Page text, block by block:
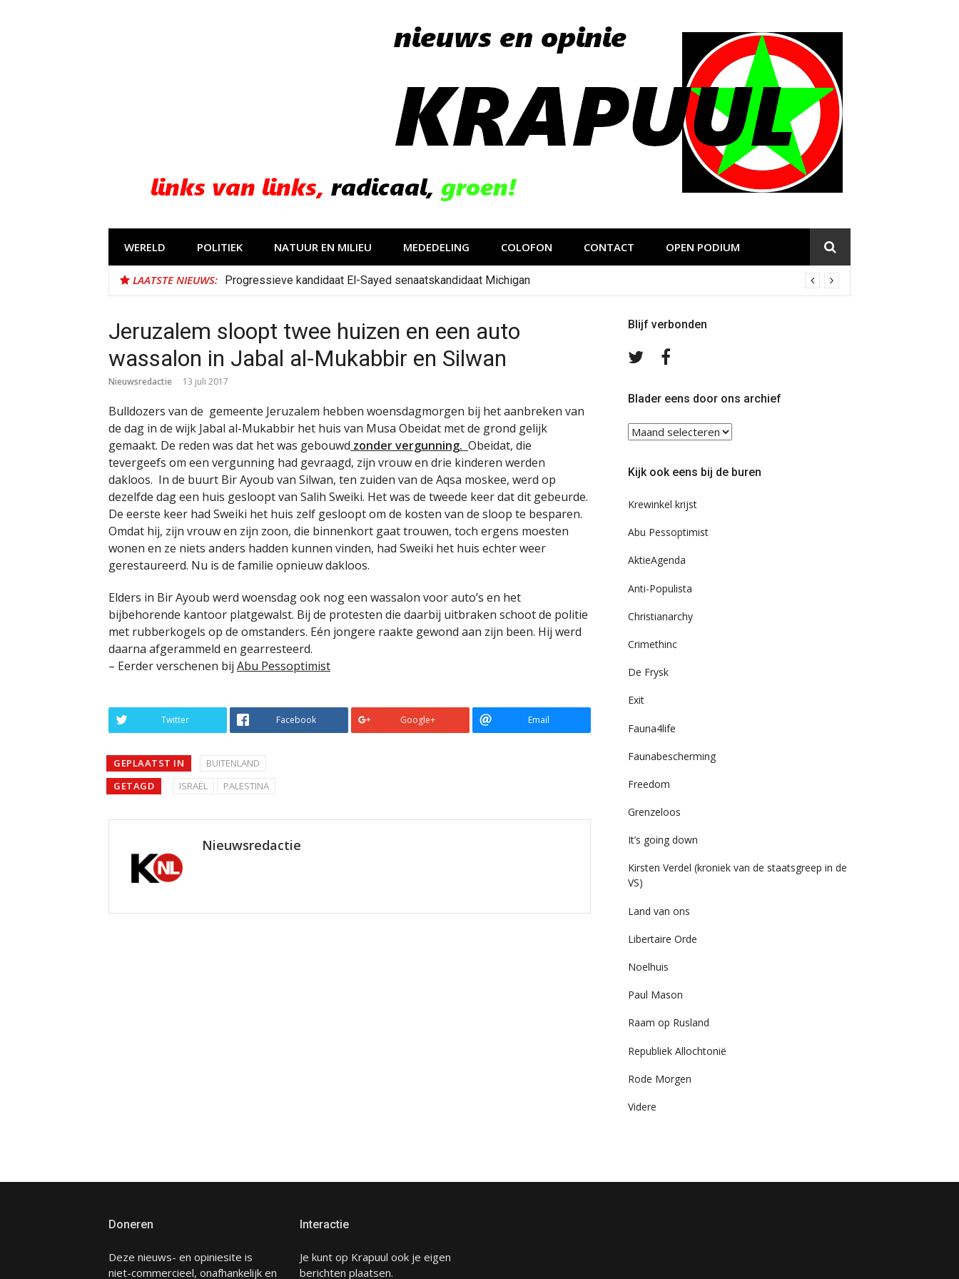
WERELD POLITIEK NATUUR EN MILIEU MEDEDELING COLOFON CONTACT OPEN PODIUM
LAATSTE NIEUWS: Progressieve kandidaat El-Sayed senaatskandidaat Michigan
Jeruzalem sloopt twee huizen en een auto
wassalon in Jabal al-Mukabbir en Silwan
Nieuwsredactie 13 juli 2017
Bulldozers van de gemeente Jeruzalem hebben woensdagmorgen bij het aanbreken van
de dag in de wijk Jabal al-Mukabbir het huis van Musa Obeidat met de grond gelijk
gemaakt. De reden was dat het was gebouwd zonder vergunning. Obeidat, die
tevergeefs om een vergunning had gevraagd, zijn vrouw en drie kinderen werden
dakloos. In de buurt Bir Ayoub van Silwan, ten zuiden van de Aqsa moskee, werd op
dezelfde dag een huis gesloopt van Salih Sweiki. Het was de tweede keer dat dit gebeurde.
De eerste keer had Sweiki het huis zelf gesloopt om de kosten van de sloop te besparen.
Omdat hij, zijn vrouw en zijn zoon, die binnenkort gaat trouwen, toch ergens moesten
wonen en ze niets anders hadden kunnen vinden, had Sweiki het huis echter weer
gerestaureerd. Nu is de familie opnieuw dakloos.
Elders in Bir Ayoub werd woensdag ook nog een wassalon voor auto’s en het
bijbehorende kantoor platgewalst. Bij de protesten die daarbij uitbraken schoot de politie
met rubberkogels op de omstanders. Eén jongere raakte gewond aan zijn been. Hij werd
daarna afgerammeld en gearresteerd.
– Eerder verschenen bij Abu Pessoptimist
Twitter Facebook Google+ Email
GEPLAATST IN
BUITENLAND
GETAGD
ISRAËL PALESTINA
Nieuwsredactie
Blijf verbonden
Volg
TwitterFacebook
Blader eens door ons archief
Blader
eens
ons
Kijk ook eens bij de buren
Krewinkel krijst
Abu Pessoptimist
AktieAgenda
Anti-Populista
Christianarchy
Crimethinc
De Frysk
Exit
Fauna4life
Faunabescherming
Freedom
Grenzeloos
It’s going down
Kirsten Verdel (kroniek van de staatsgreep in de
VS)
Land van ons
Libertaire Orde
Noelhuis
Paul Mason
Raam op Rusland
Republiek Allochtonië
Rode Morgen
Videre
Doneren
Deze nieuws- en opiniesite is
niet-commercieel, onafhankelijk en
Interactie
Je kunt op Krapuul ook je eigen
berichten plaatsen.